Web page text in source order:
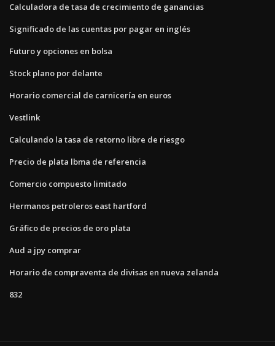
Calculadora de tasa de crecimiento de ganancias
Significado de las cuentas por pagar en inglés
Futuro y opciones en bolsa
Stock plano por delante
Horario comercial de carnicería en euros
Vestlink
Calculando la tasa de retorno libre de riesgo
Precio de plata lbma de referencia
Comercio compuesto limitado
Hermanos petroleros east hartford
Gráfico de precios de oro plata
Aud a jpy comprar
Horario de compraventa de divisas en nueva zelanda
832